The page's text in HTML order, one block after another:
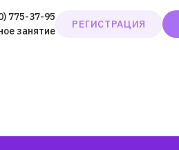
775-37-95
занятие
РЕГИСТРАЦИЯ